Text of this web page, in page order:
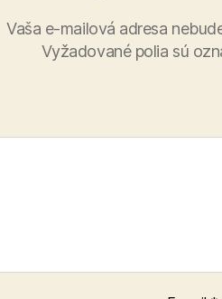
Vaša e-mailová adresa
Vyžadované polia sú